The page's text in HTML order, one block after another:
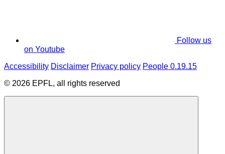
Follow us
on Youtube
Accessibility Disclaimer Privacy policy People 0.19.15
© 2026 EPFL, all rights reserved